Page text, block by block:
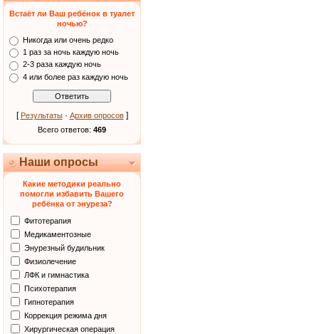
Встаёт ли Ваш ребёнок в туалет
ночью?
Никогда или очень редко
1 раз за ночь каждую ночь
2-3 раза каждую ночь
4 или более раз каждую ночь
[ Результаты· Архив опросов]
Всего ответов: 469
Наши опросы
Какие методики реально
помогли избавить Вашего
ребёнка от энуреза?
Фитотерапия
Медикаментозные
Энурезный будильник
Физиолечение
ЛФК и гимнастика
Психотерапия
Гипнотерапия
Коррекция режима дня
Хирургическая операция